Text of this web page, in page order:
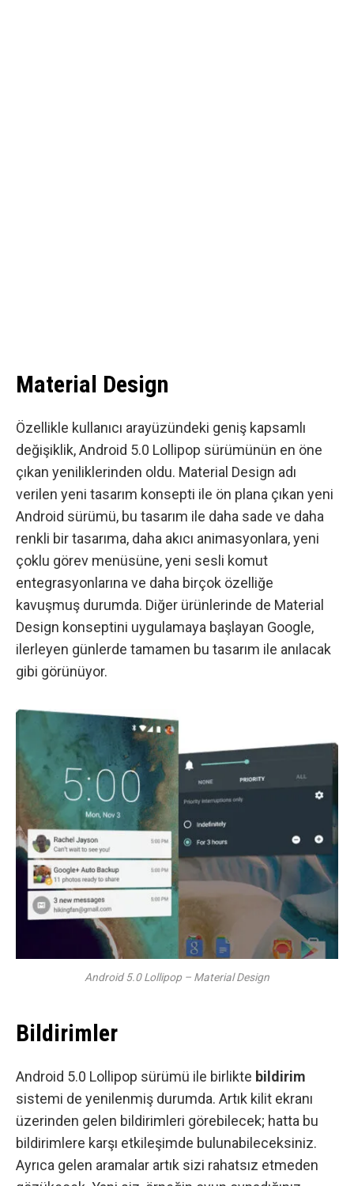
Material Design
Özellikle kullanıcı arayüzündeki geniş kapsamlı
değişiklik, Android 5.0 Lollipop sürümünün en öne
çıkan yeniliklerinden oldu. Material Design adı
verilen yeni tasarım konsepti ile ön plana çıkan yeni
Android sürümü, bu tasarım ile daha sade ve daha
renkli bir tasarıma, daha akıcı animasyonlara, yeni
çoklu görev menüsüne, yeni sesli komut
entegrasyonlarına ve daha birçok özelliğe
kavuşmuş durumda. Diğer ürünlerinde de Material
Design konseptini uygulamaya başlayan Google,
ilerleyen günlerde tamamen bu tasarım ile anılacak
gibi görünüyor.
Android 5.0 Lollipop – Material Design
Bildirimler
Android 5.0 Lollipop sürümü ile birlikte bildirim
sistemi de yenilenmiş durumda. Artık kilit ekranı
üzerinden gelen bildirimleri görebilecek; hatta bu
bildirimlere karşı etkileşimde bulunabileceksiniz.
Ayrıca gelen aramalar artık sizi rahatsız etmeden